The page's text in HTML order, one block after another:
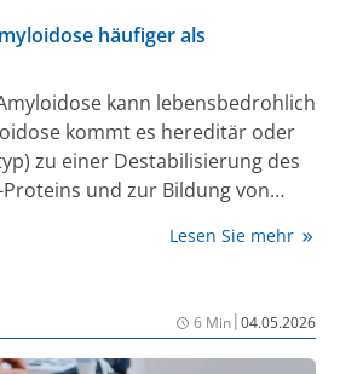
häufiger als
kann lebensbedrohlich
kommt es hereditär oder
zu einer Destabilisierung des
und zur Bildung von
sich an unterschiedlichen
Lesen Sie mehr
6 Min|04.05.2026